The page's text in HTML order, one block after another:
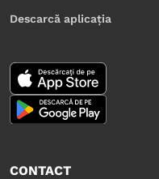
Descarcă aplicația
CONTACT